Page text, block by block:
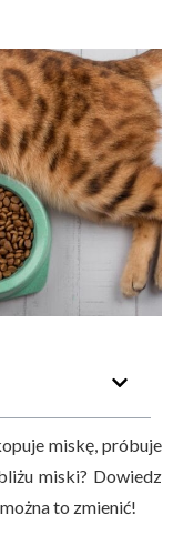
miskę, próbuje
miski? Dowiedz
to zmienić!